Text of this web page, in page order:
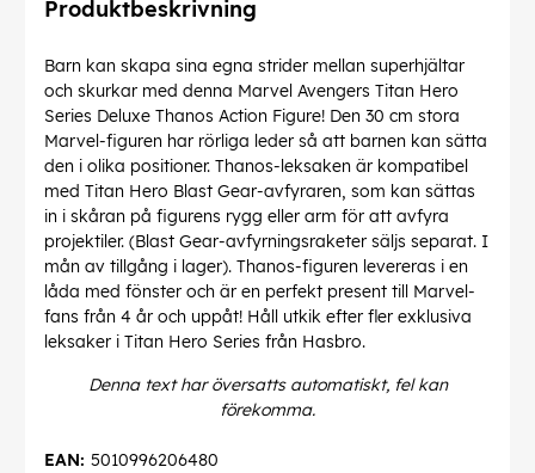
Produktbeskrivning
Barn kan skapa sina egna strider mellan superhjältar
och skurkar med denna Marvel Avengers Titan Hero
Series Deluxe Thanos Action Figure! Den 30 cm stora
Marvel-figuren har rörliga leder så att barnen kan sätta
den i olika positioner. Thanos-leksaken är kompatibel
med Titan Hero Blast Gear-avfyraren, som kan sättas
in i skåran på figurens rygg eller arm för att avfyra
projektiler. (Blast Gear-avfyrningsraketer säljs separat. I
mån av tillgång i lager). Thanos-figuren levereras i en
låda med fönster och är en perfekt present till Marvel-
fans från 4 år och uppåt! Håll utkik efter fler exklusiva
leksaker i Titan Hero Series från Hasbro.
Denna text har översatts automatiskt, fel kan
förekomma.
5010996206480
EAN: